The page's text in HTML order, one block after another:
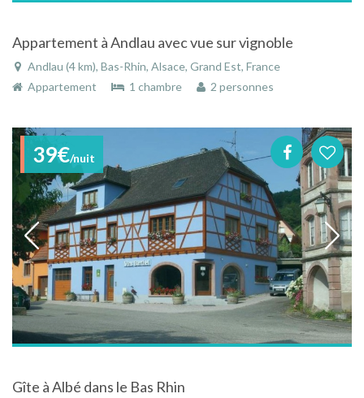
Appartement à Andlau avec vue sur vignoble
Andlau (4 km), Bas-Rhin, Alsace, Grand Est, France
Appartement
1 chambre 2 personnes
39€/nuit
Gîte à Albé dans le Bas Rhin